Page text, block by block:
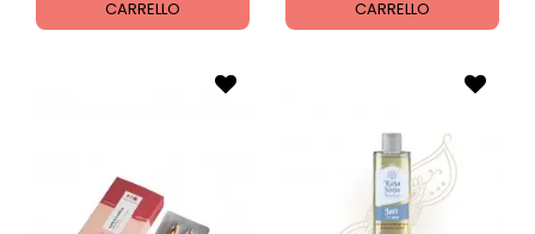
CARRELLO
CARRELLO